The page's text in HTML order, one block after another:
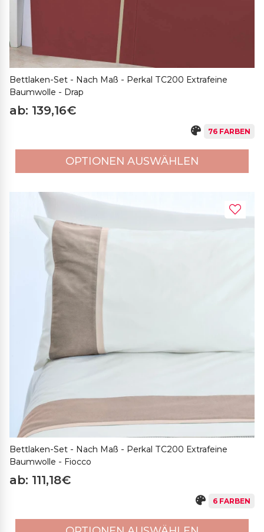
Bettlaken-Set - Nach Maß - Perkal TC200 Extrafeine
Baumwolle - Drap
ab: 139,16€
76 FARBEN
OPTIONEN AUSWÄHLEN
Bettlaken-Set - Nach Maß - Perkal TC200 Extrafeine
Baumwolle - Fiocco
ab: 111,18€
6 FARBEN